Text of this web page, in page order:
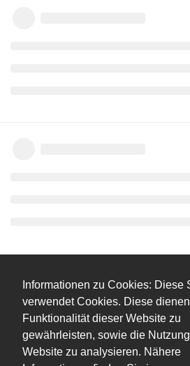
Informationen zu Cookies: Diese
verwendet Cookies. Diese
Funktionalität dieser Website zu
gewährleisten, sowie die
Website zu analysieren. Nähere